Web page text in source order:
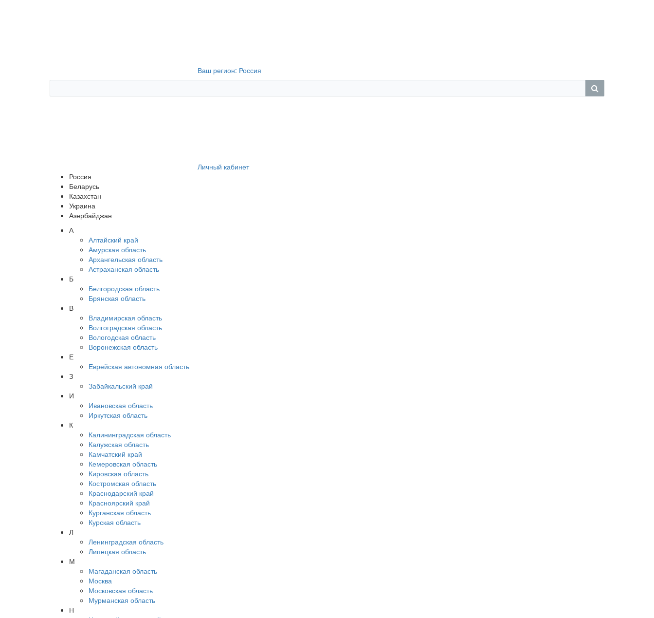
Ваш регион: Россия
Личный кабинет
Россия
Беларусь
Казахстан
Украина
Азербайджан
А
Алтайский край
Амурская область
Архангельская область
Астраханская область
Б
Белгородская область
Брянская область
В
Владимирская область
Волгоградская область
Вологодская область
Воронежская область
Е
Еврейская автономная область
З
Забайкальский край
И
Ивановская область
Иркутская область
К
Калининградская область
Калужская область
Камчатский край
Кемеровская область
Кировская область
Костромская область
Краснодарский край
Красноярский край
Курганская область
Курская область
Л
Ленинградская область
Липецкая область
М
Магаданская область
Москва
Московская область
Мурманская область
Н